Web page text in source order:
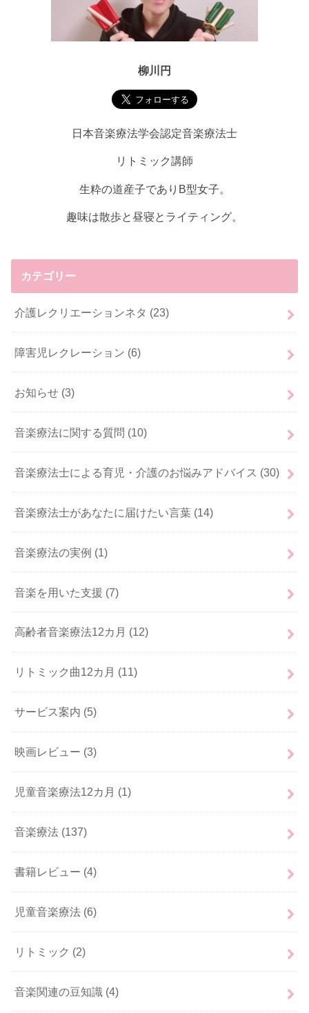
柳川円
日本音楽療法学会認定音楽療法士
リトミック講師
生粋の道産子でありB型女子。
趣味は散歩と昼寝とライティング。
カテゴリー
介護レクリエーションネタ (23)
障害児レクレーション (6)
お知らせ (3)
音楽療法に関する質問 (10)
音楽療法士による育児・介護のお悩みアドバイス (30)
音楽療法士があなたに届けたい言葉 (14)
音楽療法の実例 (1)
音楽を用いた支援 (7)
高齢者音楽療法12カ月 (12)
リトミック曲12カ月 (11)
サービス案内 (5)
映画レビュー (3)
児童音楽療法12カ月 (1)
音楽療法 (137)
書籍レビュー (4)
児童音楽療法 (6)
リトミック (2)
音楽関連の豆知識 (4)